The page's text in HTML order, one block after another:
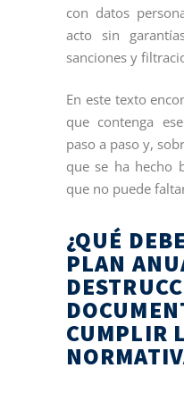
con datos
acto sin
sanciones y
En este texto
que contenga
paso a paso y,
que se ha hecho
que no puede
¿QUÉ
PLAN
CUMPLIR